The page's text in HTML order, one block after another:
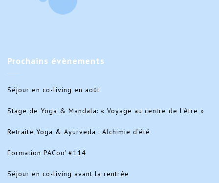
Prochains évènements
Séjour en co-living en août
Stage de Yoga & Mandala: « Voyage au centre de l'être »
Retraite Yoga & Ayurveda : Alchimie d’été
Formation PACoo' #114
Séjour en co-living avant la rentrée